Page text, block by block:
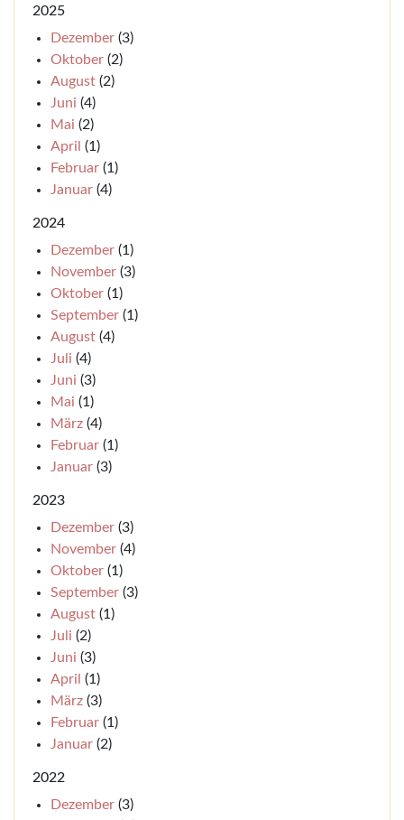
2025
Dezember (3)
Oktober (2)
August (2)
Juni (4)
Mai (2)
April (1)
Februar (1)
Januar (4)
2024
Dezember (1)
November (3)
Oktober (1)
September (1)
August (4)
Juli (4)
Juni (3)
Mai (1)
März (4)
Februar (1)
Januar (3)
2023
Dezember (3)
November (4)
Oktober (1)
September (3)
August (1)
Juli (2)
Juni (3)
April (1)
März (3)
Februar (1)
Januar (2)
2022
Dezember (3)